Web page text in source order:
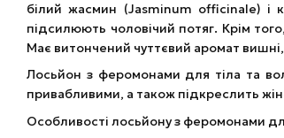
білий жасмин (Jasminum officinale) і
підсилюють чоловічий потяг. Крім
Має витончений чуттєвий аромат
Лосьйон з феромонами для тіла та
привабливими, а також підкреслить
Особливості лосьйону з феромонами